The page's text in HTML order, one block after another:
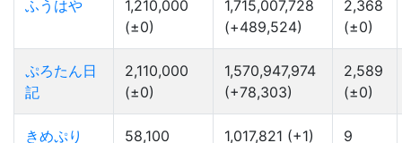
ふうはや
1,210,000
(±0)
1,715,007,728
(+489,524)
2,368
(±0)
ぷろたん日
記
2,110,000
(±0)
1,570,947,974
(+78,303)
2,589
(±0)
きめぷり
58,100
1,017,821 (+1)
9